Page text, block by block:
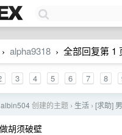
› alpha9318 › 全部回复第 1
3 4 5 6 7 8
albin504创建的主题 › 生活 › [求助]
胡须破壁